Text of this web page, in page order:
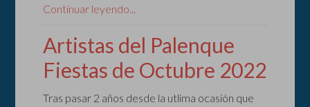
Continuar leyendo...
Artistas del Palenque
Fiestas de Octubre 2022
Tras pasar 2 años desde la utlima ocasión que